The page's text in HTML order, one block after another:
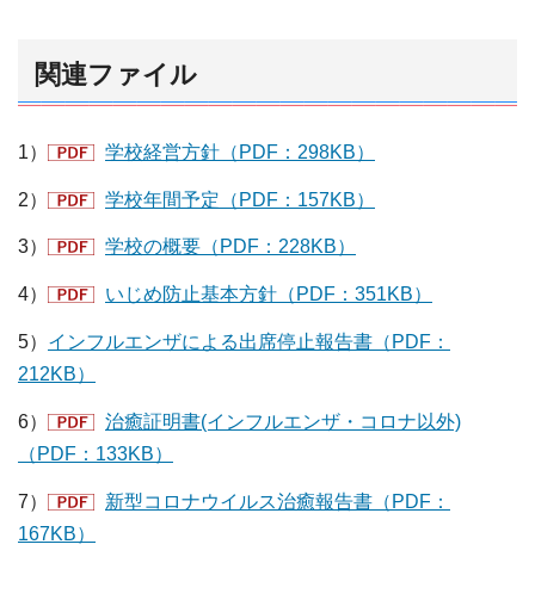
関連ファイル
1） 学校経営方針（PDF：298KB）
2） 学校年間予定（PDF：157KB）
3） 学校の概要（PDF：228KB）
4） いじめ防止基本方針（PDF：351KB）
5） インフルエンザによる出席停止報告書（PDF：
212KB）
6）
治癒証明書(インフルエンザ・コロナ以外)
（PDF：133KB）
7）
新型コロナウイルス治癒報告書（PDF：
167KB）